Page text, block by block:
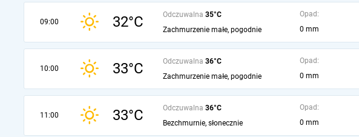
09:00 32°C Odczuwalna 35°C
Zachmurzenie małe, pogodnie
Opad:
0 mm
10:00 33°C Odczuwalna 36°C
Zachmurzenie małe, pogodnie
Opad:
0 mm
11:00 33°C Odczuwalna 36°C
Bezchmurnie, słonecznie
Opad:
0 mm